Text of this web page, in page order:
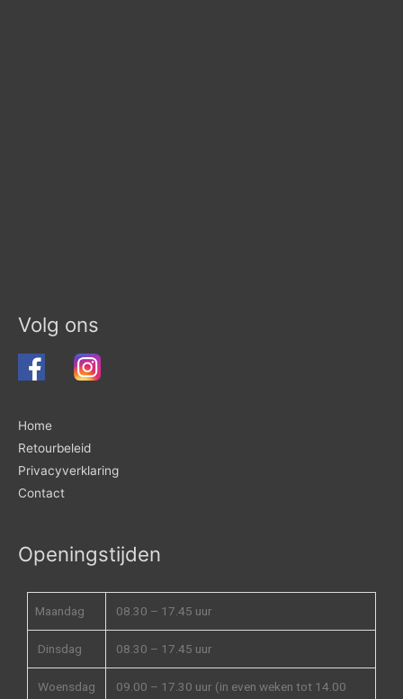
Volg ons
Home
Retourbeleid
Privacyverklaring
Contact
Openingstijden
Maandag 08.30 – 17.45 uur
Dinsdag 08.30 – 17.45 uur
Woensdag
09.00 – 17.30 uur (in even weken tot 14.00